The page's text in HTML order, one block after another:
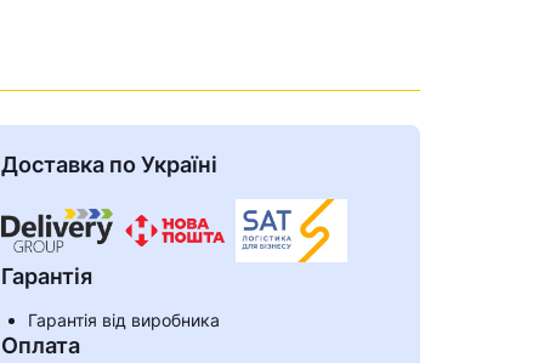
Доставка по Україні
Гарантія
Гарантія від виробника
Оплата